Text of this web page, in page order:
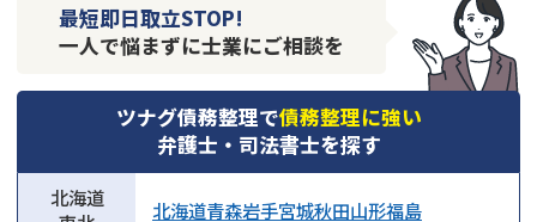
最短即日取立STOP!
一人で悩まずに士業にご相談を
ツナグ債務整理で債務整理に強い
弁護士・司法書士を探す
北海道
北海道青森岩手宮城秋田山形福島